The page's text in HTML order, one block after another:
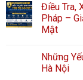
Điều Tra,
Pháp –
Mật
Những
Hà Nội